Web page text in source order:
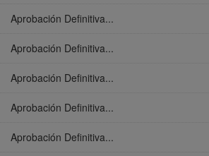
Aprobación Definitiva...
Aprobación Definitiva...
Aprobación Definitiva...
Aprobación Definitiva...
Aprobación Definitiva...